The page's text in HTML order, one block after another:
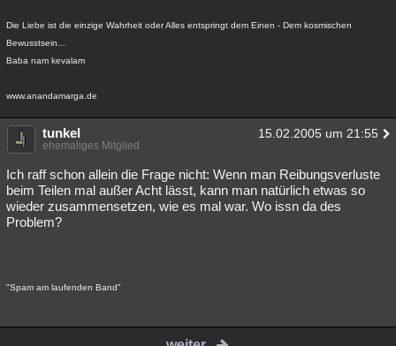
Die Liebe ist die einzige Wahrheit oder Alles entspringt dem Einen - Dem kosmischen
Bewusstsein...
Baba nam kevalam
www.anandamarga.de
tunkel 15.02.2005 um 21:55
ehemaliges Mitglied
Ich raff schon allein die Frage nicht: Wenn man Reibungsverluste
beim Teilen mal außer Acht lässt, kann man natürlich etwas so
wieder zusammensetzen, wie es mal war. Wo issn da des
Problem?
"Spam am laufenden Band"